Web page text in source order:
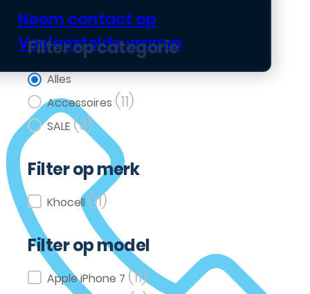
Neem contact op
Veelgestelde vragen
Filter op categorie
Filter op categorie
Alles
Accessoires (11)
SALE (3)
Filter op merk
Filter op merk
Khocell (11)
Filter op model
Filter op model
Apple iPhone 7 (11)